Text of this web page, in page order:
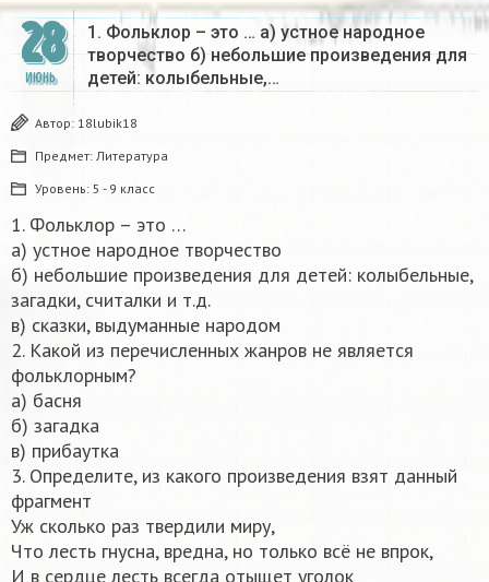
28
ИЮНЬ
1. Фольклор – это … а) устное народное
творчество б) небольшие произведения для
детей: колыбельные,…
Автор: 18lubik18
Предмет: Литература
Уровень: 5 - 9 класс
1. Фольклор – это …
а) устное народное творчество
б) небольшие произведения для детей: колыбельные,
загадки, считалки и т.д.
в) сказки, выдуманные народом
2. Какой из перечисленных жанров не является
фольклорным?
а) басня
б) загадка
в) прибаутка
3. Определите, из какого произведения взят данный
фрагмент
Уж сколько раз твердили миру,
Что лесть гнусна, вредна, но только всё не впрок,
И в сердце лесть всегда отыщет уголок